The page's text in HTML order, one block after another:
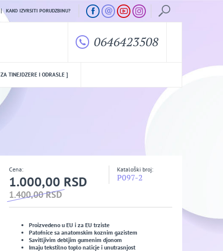
KAKO IZVRSITI PORUDZBINU?
0646423508
TINEJDZERE I ODRASLE ]
Cena:
1.000,00 RSD
1.400,00 RSD
Kataloški broj:
P097-2
Proizvedeno u EU i za EU trziste
Patofnice sa anatomskim koznim gazistem
Savitljivim debljim gumenim djonom
Imaju tekstilno toplo nalicje i unutrasnjost